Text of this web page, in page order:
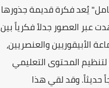
يُعد فكرة قديمة جذورها
عبر العصور جدلاً فكرياً بين
الأبيقوريين والعنصريين،
المحتوى التعليمي
حديثاً. وقد لقي هذا